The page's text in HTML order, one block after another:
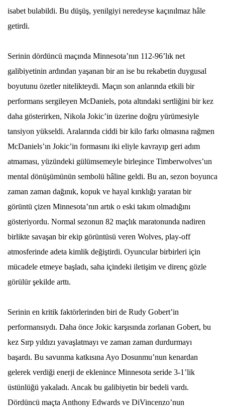
isabet bulabildi. Bu düşüş, yenilgiyi neredeyse kaçınılmaz hâle
getirdi.
Serinin dördüncü maçında Minnesota’nın 112-96’lık net
galibiyetinin ardından yaşanan bir an ise bu rekabetin duygusal
boyutunu özetler nitelikteydi. Maçın son anlarında etkili bir
performans sergileyen McDaniels, pota altındaki sertliğini bir kez
daha gösterirken, Nikola Jokic’in üzerine doğru yürümesiyle
tansiyon yükseldi. Aralarında ciddi bir kilo farkı olmasına rağmen
McDaniels’ın Jokic’in formasını iki eliyle kavrayıp geri adım
atmaması, yüzündeki gülümsemeyle birleşince Timberwolves’un
mental dönüşümünün sembolü hâline geldi. Bu an, sezon boyunca
zaman zaman dağınık, kopuk ve hayal kırıklığı yaratan bir
görüntü çizen Minnesota’nın artık o eski takım olmadığını
gösteriyordu. Normal sezonun 82 maçlık maratonunda nadiren
birlikte savaşan bir ekip görüntüsü veren Wolves, play-off
atmosferinde adeta kimlik değiştirdi. Oyuncular birbirleri için
mücadele etmeye başladı, saha içindeki iletişim ve direnç gözle
görülür şekilde arttı.
Serinin en kritik faktörlerinden biri de Rudy Gobert’in
performansıydı. Daha önce Jokic karşısında zorlanan Gobert, bu
kez Sırp yıldızı yavaşlatmayı ve zaman zaman durdurmayı
başardı. Bu savunma katkısına Ayo Dosunmu’nun kenardan
gelerek verdiği enerji de eklenince Minnesota seride 3-1’lik
üstünlüğü yakaladı. Ancak bu galibiyetin bir bedeli vardı.
Dördüncü maçta Anthony Edwards ve DiVincenzo’nun